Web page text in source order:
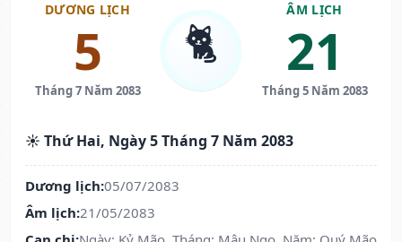
DƯƠNG LỊCH
5
Tháng 7 Năm 2083
🐈
ÂM LỊCH
21
Tháng 5 Năm 2083
☀️ Thứ Hai, Ngày 5 Tháng 7 Năm 2083
Dương lịch:05/07/2083
Âm lịch:21/05/2083